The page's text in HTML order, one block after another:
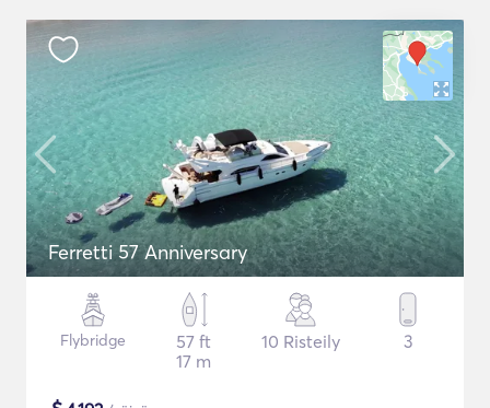
Ferretti 57 Anniversary
Flybridge
57 ft
17 m
10 Risteily 3